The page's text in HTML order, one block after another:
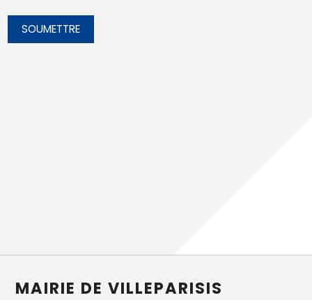
SOUMETTRE
MAIRIE DE VILLEPARISIS